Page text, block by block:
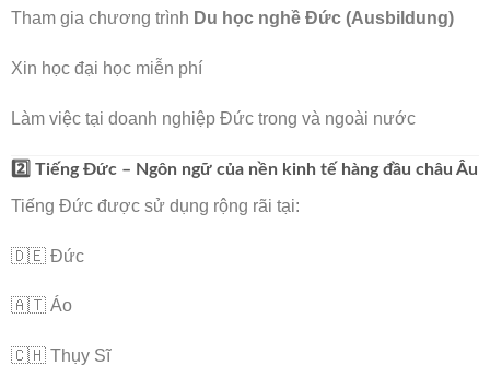
🌸
Tham gia chương trình Du học nghề Đức (Ausbildung)
Xin học đại học miễn phí
Làm việc tại doanh nghiệp Đức trong và ngoài nước
2️⃣ Tiếng Đức – Ngôn ngữ của nền kinh tế hàng đầu châu Âu
Tiếng Đức được sử dụng rộng rãi tại:
🇩🇪 Đức
🇦🇹 Áo
🇨🇭 Thụy Sĩ